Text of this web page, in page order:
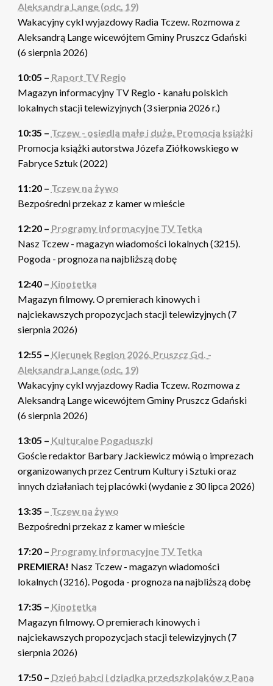
Aleksandra Lange (odc. 19)
Wakacyjny cykl wyjazdowy Radia Tczew. Rozmowa z
Aleksandrą Lange wicewójtem Gminy Pruszcz Gdański
(6 sierpnia 2026)
10:05 – Raport TV Regio
Magazyn informacyjny TV Regio - kanału polskich
lokalnych stacji telewizyjnych (3 sierpnia 2026 r.)
10:35 – Tczew - osiedla małe i duże. Promocja książki
Promocja książki autorstwa Józefa Ziółkowskiego w
Fabryce Sztuk (2022)
11:20 – Tczew na żywo
Bezpośredni przekaz z kamer w mieście
12:20 – Programy informacyjne TV Tetka
Nasz Tczew - magazyn wiadomości lokalnych (3215).
Pogoda - prognoza na najbliższą dobę
12:40 – Kinotetka
Magazyn filmowy. O premierach kinowych i
najciekawszych propozycjach stacji telewizyjnych (7
sierpnia 2026)
12:55 – Kierunek Region 2026. Pruszcz Gd. -
Aleksandra Lange (odc. 19)
Wakacyjny cykl wyjazdowy Radia Tczew. Rozmowa z
Aleksandrą Lange wicewójtem Gminy Pruszcz Gdański
(6 sierpnia 2026)
13:05 – Kulturalne Pogaduszki
Goście redaktor Barbary Jackiewicz mówią o imprezach
organizowanych przez Centrum Kultury i Sztuki oraz
innych działaniach tej placówki (wydanie z 30 lipca 2026)
13:35 – Tczew na żywo
Bezpośredni przekaz z kamer w mieście
17:20 – Programy informacyjne TV Tetka
PREMIERA! Nasz Tczew - magazyn wiadomości
lokalnych (3216). Pogoda - prognoza na najbliższą dobę
17:35 – Kinotetka
Magazyn filmowy. O premierach kinowych i
najciekawszych propozycjach stacji telewizyjnych (7
sierpnia 2026)
17:50 – Dzień babci i dziadka przedszkolaków z Pana